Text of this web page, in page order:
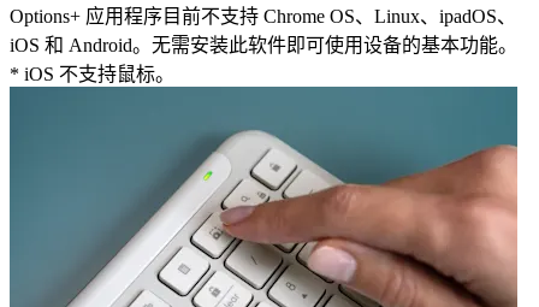
Options+ 应用程序目前不支持 Chrome OS、Linux、ipadOS、
iOS 和 Android。无需安装此软件即可使用设备的基本功能。
* iOS 不支持鼠标。